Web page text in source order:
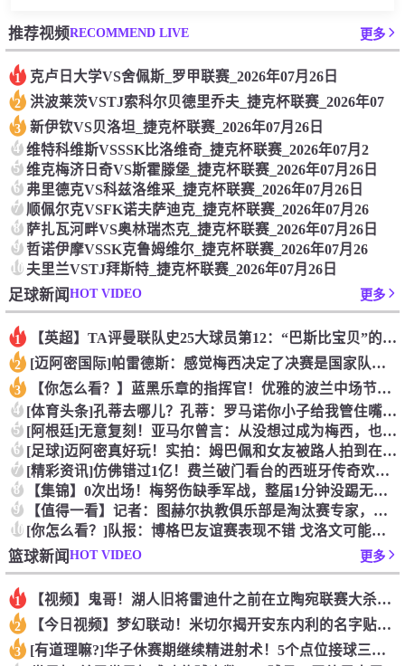
推荐视频RECOMMEND LIVE 更多
1 克卢日大学VS舍佩斯_罗甲联赛_2026年07月26日
2 洪波莱茨VSTJ索科尔贝德里乔夫_捷克杯联赛_2026年07
3 新伊钦VS贝洛坦_捷克杯联赛_2026年07月26日
4 维特科维斯VSSSK比洛维奇_捷克杯联赛_2026年07月2
5 维克梅济日奇VS斯霍滕堡_捷克杯联赛_2026年07月26日
6 弗里德克VS科兹洛维采_捷克杯联赛_2026年07月26日
7 顺佩尔克VSFK诺夫萨迪克_捷克杯联赛_2026年07月26
8 萨扎瓦河畔VS奥林瑞杰克_捷克杯联赛_2026年07月26日
9 哲诺伊摩VSSK克鲁姆维尔_捷克杯联赛_2026年07月26
10 夫里兰VSTJ拜斯特_捷克杯联赛_2026年07月26日
足球新闻HOT VIDEO 更多
1 【英超】TA评曼联队史25大球员第12：“巴斯比宝贝”的绝佳
2 [迈阿密国际]帕雷德斯：感觉梅西决定了决赛是国家队最后一战，
3 【你怎么看？】蓝黑乐章的指挥官！优雅的波兰中场节拍器！
4 [体育头条]孔蒂去哪儿？孔蒂：罗马诺你小子给我管住嘴哈！
5 [阿根廷]无意复刻！亚马尔曾言：从没想过成为梅西，也不会穿他
6 [足球]迈阿密真好玩！实拍：姆巴佩和女友被路人拍到在夜店狂欢
7 [精彩资讯]仿佛错过1亿！费兰破门看台的西班牙传奇欢呼，拉莫
8 【集锦】0次出场！梅努伤缺季军战，整届1分钟没踢无缘世界杯首
9 【值得一看】记者：图赫尔执教俱乐部是淘汰赛专家，但在真正压力
10 [你怎么看？]队报：博格巴友谊赛表现不错 戈洛文可能加盟沙特
篮球新闻HOT VIDEO 更多
1 【视频】鬼哥！湖人旧将雷迪什之前在立陶宛联赛大杀四方
2 【今日视频】梦幻联动！米切尔揭开安东内利的名字贴纸！
3 [有道理嘛?]华子休赛期继续精进射术！5个点位接球三分全部命